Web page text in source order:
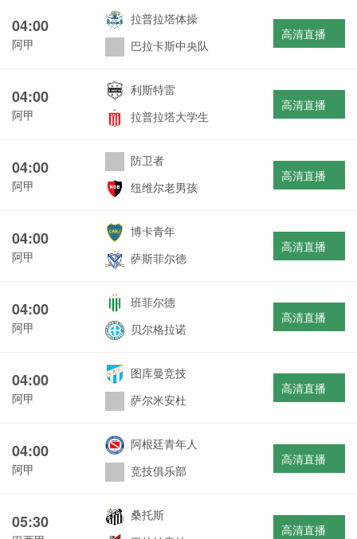
04:00
阿甲
拉普拉塔体操
巴拉卡斯中央队
高清直播
04:00
阿甲
利斯特雷
拉普拉塔大学生
高清直播
04:00
阿甲
防卫者
纽维尔老男孩
高清直播
04:00
阿甲
博卡青年
萨斯菲尔德
高清直播
04:00
阿甲
班菲尔德
贝尔格拉诺
高清直播
04:00
阿甲
图库曼竞技
萨尔米安杜
高清直播
04:00
阿甲
阿根廷青年人
竞技俱乐部
高清直播
05:30
桑托斯
高清直播